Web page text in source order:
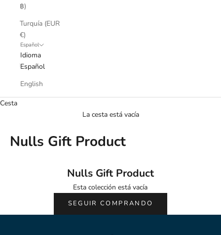
฿)
Turquía (EUR
€)
Español
Idioma
Español
English
Cesta
La cesta está vacía
Nulls Gift Product
Nulls Gift Product
Esta colección está vacía
SEGUIR COMPRANDO